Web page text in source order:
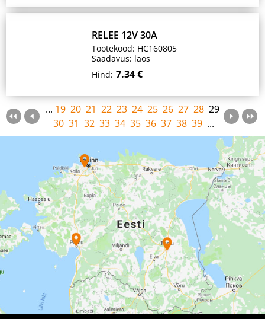
RELEE 12V 30A
Tootekood: HC160805
Saadavus: laos
Hind: 7.34 €
... 19 20 21 22 23 24 25 26 27 28 29
30 31 32 33 34 35 36 37 38 39 ...